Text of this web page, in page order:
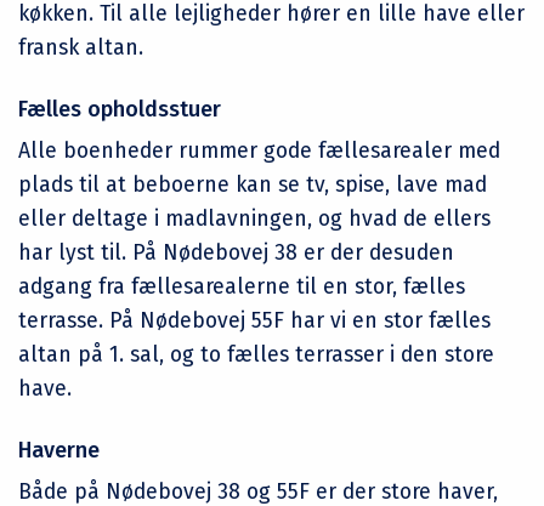
køkken. Til alle lejligheder hører en lille have eller
fransk altan.
Fælles opholdsstuer
Alle boenheder rummer gode fællesarealer med
plads til at beboerne kan se tv, spise, lave mad
eller deltage i madlavningen, og hvad de ellers
har lyst til. På Nødebovej 38 er der desuden
adgang fra fællesarealerne til en stor, fælles
terrasse. På Nødebovej 55F har vi en stor fælles
altan på 1. sal, og to fælles terrasser i den store
have.
Haverne
Både på Nødebovej 38 og 55F er der store haver,